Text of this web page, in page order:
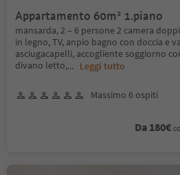
Appartamento 60m² 1.piano
mansarda, 2 – 6 persone 2 camera
in legno, TV, anpio bagno con doccia e
asciugacapelli, accogliente soggiorno
divano letto,... Leggi tutto
Massimo 6 ospiti
Da 180€